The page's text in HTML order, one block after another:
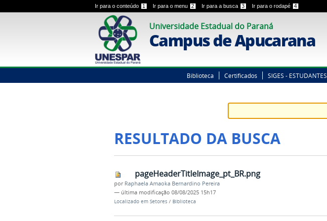
Ir para o conteúdo 1 Ir para o menu 2 Ir para a busca 3 Ir para o rodapé 4
Universidade Estadual do Paraná
Campus de Apucarana
Biblioteca Certificados SIGES - ESTUDANTES
RESULTADO DA BUSCA
pageHeaderTitleImage_pt_BR.png
por Raphaela Amaoka Bernardino Pereira
— última modificação 08/08/2025 15h17
Localizado em Setores / Biblioteca